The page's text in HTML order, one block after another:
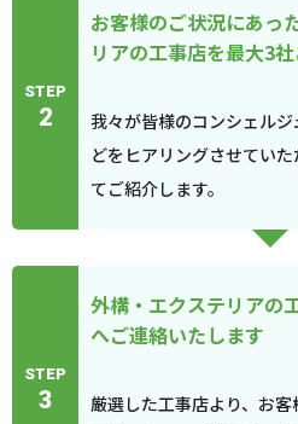
STEP
2
お客様のご状況にあっ
リアの工事店を最大3
我々が皆様のコンシェル
どをヒアリングさせてい
てご紹介します。
STEP
3
外構・エクステリアの
へご連絡いたします
厳選した工事店より、お